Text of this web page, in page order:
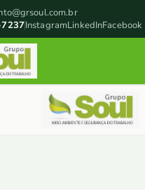
InstagramLinkedInFacebook